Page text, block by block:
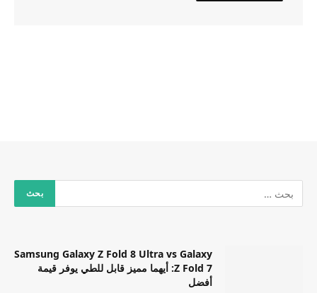
Samsung Galaxy Z Fold 8 Ultra vs Galaxy
Z Fold 7: أيهما مميز قابل للطي يوفر قيمة
أفضل